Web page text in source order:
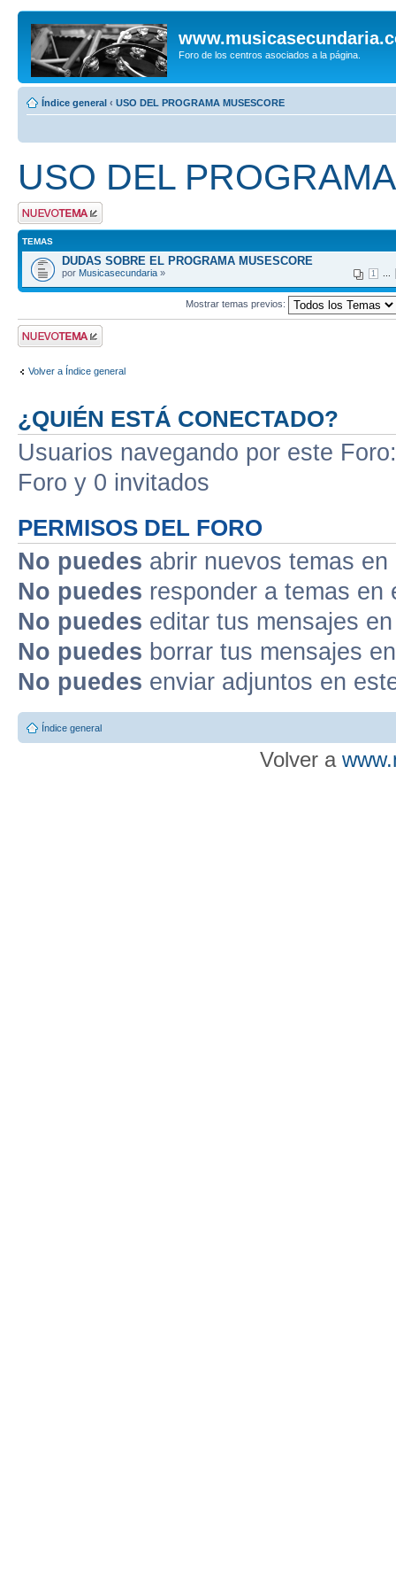
Foro de los centros asociados a la página.
Índice general ‹ USO DEL PROGRAMA MUSESCORE
USO DEL
Publicar un nuevo
tema
TEMAS
DUDAS SOBRE EL PROGRAMA MUSESCORE
1
por Musicasecundaria »
Mostrar temas previos:
Publicar un nuevo
tema
Volver a Índice general
¿QUIÉN ESTÁ CONECTADO?
Usuarios navegando por este
Foro y 0 invitados
PERMISOS DEL FORO
No puedes abrir nuevos temas
No puedes responder a temas en
No puedes editar tus mensajes
No puedes borrar tus mensajes
No puedes enviar adjuntos en
Índice general
Volver a